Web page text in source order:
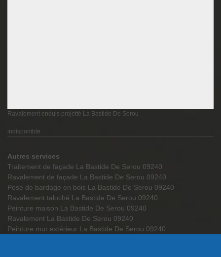
Ravalement enduis projetté La Bastide De Serou
indisponible
Autres services
Traitement de façade La Bastide De Serou 09240
Ravalement de façade La Bastide De Serou 09240
Pose de bardage en bois La Bastide De Serou 09240
Ravalement taloché La Bastide De Serou 09240
Peinture maison La Bastide De Serou 09240
Ravalement La Bastide De Serou 09240
Peinture mur extérieur La Bastide De Serou 09240